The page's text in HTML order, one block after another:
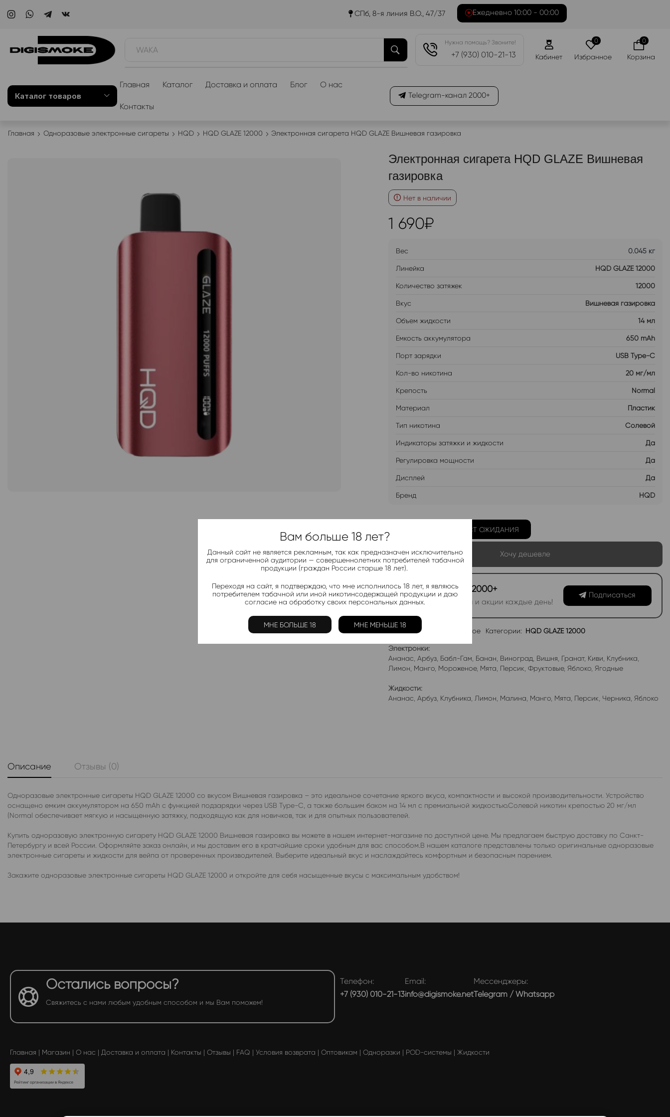
СПб, 8-я линия В.О., 47/37 Ежедневно 10:00 - 00:00
WAKA
Нужна помощь? Звоните!
+7 (930) 010-21-13 Кабинет
0
Избранное
0
Корзина
Каталог товаров
Главная Каталог Доставка и оплата Блог О нас
Контакты
Telegram-канал 2000+
Главная Одноразовые электронные сигареты HQD HQD GLAZE 12000 Электронная сигарета HQD GLAZE Вишневая газировка
Электронная сигарета HQD GLAZE Вишневая
газировка
Нет в наличии
1 690₽
Вес 0.045 кг
Линейка HQD GLAZE 12000
Количество затяжек 12000
Вкус Вишневая газировка
Объем жидкости 14 мл
Емкость аккумулятора 650 mAh
Порт зарядки USB Type-C
Кол-во никотина 20 мг/мл
Крепость Normal
Материал Пластик
Тип никотина Солевой
Индикаторы затяжки и жидкости Да
Регулировка мощности Да
Дисплей Да
Бренд HQD
ДОБАВИТЬ В ЛИСТ ОЖИДАНИЯ
Хочу дешевле
Telegram-канал 2000+
Актуальные новинки и акции каждые день!
Подписаться
Добавить в избранное Категории: HQD GLAZE 12000
Электронки:
Ананас Арбуз, Бабл-Гам Банан Виноград Вишня Гранат, Киви Клубника
Лимон Манго, Мороженое, Мята Персик Фруктовые, Яблоко, Ягодные
Жидкости:
Ананас Арбуз, Клубника Лимон Малина Манго, Мята Персик Черника Яблоко
Описание Отзывы (0)
Одноразовые электронные сигареты HQD GLAZE 12000 со вкусом Вишневая газировка – это идеальное сочетание яркого вкуса, компактности и высокой производительности. Устройство
оснащено емким аккумулятором на 650 mAh с функцией подзарядки через USB Type-C, а также большим баком на 14 мл с премиальной жидкостью.Солевой никотин крепостью 20 мг/мл
(Normal обеспечивает мягкую и насыщенную затяжку, подходящую как для новичков, так и для опытных пользователей.
Купить одноразовую электронную сигарету HQD GLAZE 12000 Вишневая газировка вы можете в нашем интернет-магазине по доступной цене. Мы предлагаем быструю доставку по Санкт-
Петербургу и всей России. Оформляйте заказ онлайн, и мы доставим его в кратчайшие сроки удобным для вас способом.В нашем каталоге представлены только оригинальные одноразовые
электронные сигареты и жидкости для вейпа от проверенных производителей. Выберите идеальный вкус и наслаждайтесь комфортным и безопасным парением.
Закажите одноразовые электронные сигареты HQD GLAZE 12000 и откройте для себя насыщенные вкусы с максимальным удобством!
Остались вопросы?
Свяжитесь с нами любым удобным способом и мы Вам поможем!
Телефон:
+7 (930) 010-21-13
Email:
info@digismoke.net
Мессенджеры:
Telegram / Whatsapp
Главная | Магазин | О нас | Доставка и оплата | Контакты | Отзывы | FAQ | Условия возврата | Оптовикам | Одноразки | POD-системы | Жидкости
Вам больше 18 лет?
Данный сайт не является рекламным, так как предназначен исключительно
для ограниченной аудитории — совершеннолетних потребителей табачной
продукции (граждан России старше 18 лет).
Переходя на сайт, я подтверждаю, что мне исполнилось 18 лет, я являюсь
потребителем табачной или иной никотинсодержащей продукции и даю
согласие на обработку своих персональных данных.
МНЕ БОЛЬШЕ 18 МНЕ МЕНЬШЕ 18